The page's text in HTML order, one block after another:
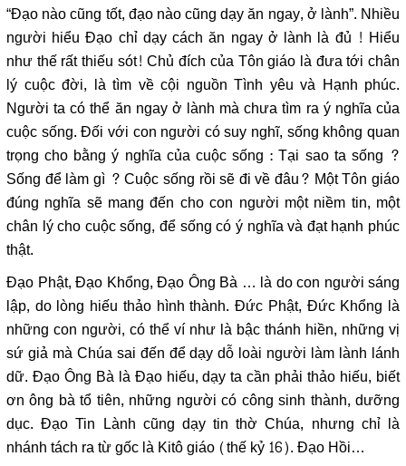
“Đạo nào cũng tốt, đạo nào cũng dạy ăn ngay, ở lành”. Nhiều
người hiểu Đạo chỉ dạy cách ăn ngay ở lành là đủ ! Hiểu
như thế rất thiếu sót! Chủ đích của Tôn giáo là đưa tới chân
lý cuộc đời, là tìm về cội nguồn Tình yêu và Hạnh phúc.
Người ta có thể ăn ngay ở lành mà chưa tìm ra ý nghĩa của
cuộc sống. Đối với con người có suy nghĩ, sống không quan
trọng cho bằng ý nghĩa của cuộc sống : Tại sao ta sống ?
Sống để làm gì ? Cuộc sống rồi sẽ đi về đâu? Một Tôn giáo
đúng nghĩa sẽ mang đến cho con người một niềm tin, một
chân lý cho cuộc sống, để sống có ý nghĩa và đạt hạnh phúc
thật.
Đạo Phật, Đạo Khổng, Đạo Ông Bà … là do con người sáng
lập, do lòng hiếu thảo hình thành. Đức Phật, Đức Khổng là
những con người, có thể ví như là bậc thánh hiền, những vị
sứ giả mà Chúa sai đến để dạy dỗ loài người làm lành lánh
dữ. Đạo Ông Bà là Đạo hiếu, dạy ta cần phải thảo hiếu, biết
ơn ông bà tổ tiên, những người có công sinh thành, dưỡng
dục. Đạo Tin Lành cũng dạy tin thờ Chúa, nhưng chỉ là
nhánh tách ra từ gốc là Kitô giáo (thế kỷ 16). Đạo Hồi…